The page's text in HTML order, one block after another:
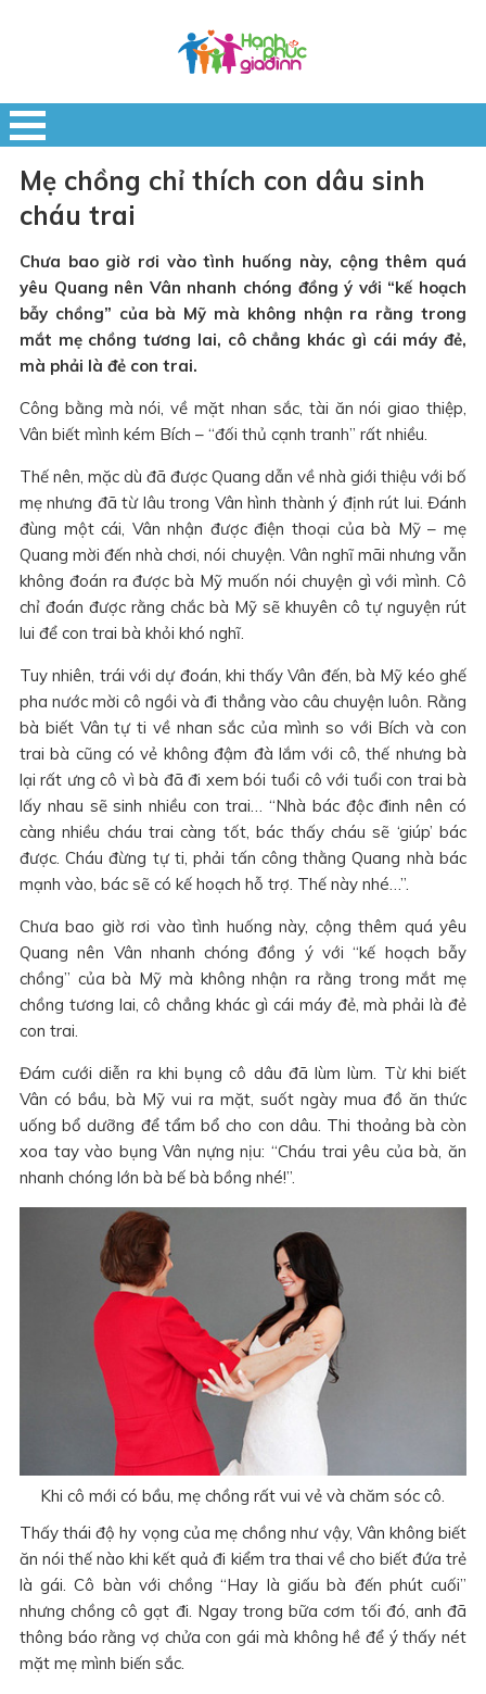
Mẹ chồng chỉ thích con dâu sinh
cháu trai
Chưa bao giờ rơi vào tình huống này, cộng thêm quá
yêu Quang nên Vân nhanh chóng đồng ý với “kế hoạch
bẫy chồng” của bà Mỹ mà không nhận ra rằng trong
mắt mẹ chồng tương lai, cô chẳng khác gì cái máy đẻ,
mà phải là đẻ con trai.
Công bằng mà nói, về mặt nhan sắc, tài ăn nói giao thiệp,
Vân biết mình kém Bích – “đối thủ cạnh tranh” rất nhiều.
Thế nên, mặc dù đã được Quang dẫn về nhà giới thiệu với bố
mẹ nhưng đã từ lâu trong Vân hình thành ý định rút lui. Đánh
đùng một cái, Vân nhận được điện thoại của bà Mỹ – mẹ
Quang mời đến nhà chơi, nói chuyện. Vân nghĩ mãi nhưng vẫn
không đoán ra được bà Mỹ muốn nói chuyện gì với mình. Cô
chỉ đoán được rằng chắc bà Mỹ sẽ khuyên cô tự nguyện rút
lui để con trai bà khỏi khó nghĩ.
Tuy nhiên, trái với dự đoán, khi thấy Vân đến, bà Mỹ kéo ghế
pha nước mời cô ngồi và đi thẳng vào câu chuyện luôn. Rằng
bà biết Vân tự ti về nhan sắc của mình so với Bích và con
trai bà cũng có vẻ không đậm đà lắm với cô, thế nhưng bà
lại rất ưng cô vì bà đã đi xem bói tuổi cô với tuổi con trai bà
lấy nhau sẽ sinh nhiều con trai… “Nhà bác độc đinh nên có
càng nhiều cháu trai càng tốt, bác thấy cháu sẽ ‘giúp’ bác
được. Cháu đừng tự ti, phải tấn công thằng Quang nhà bác
mạnh vào, bác sẽ có kế hoạch hỗ trợ. Thế này nhé…”.
Chưa bao giờ rơi vào tình huống này, cộng thêm quá yêu
Quang nên Vân nhanh chóng đồng ý với “kế hoạch bẫy
chồng” của bà Mỹ mà không nhận ra rằng trong mắt mẹ
chồng tương lai, cô chẳng khác gì cái máy đẻ, mà phải là đẻ
con trai.
Đám cưới diễn ra khi bụng cô dâu đã lùm lùm. Từ khi biết
Vân có bầu, bà Mỹ vui ra mặt, suốt ngày mua đồ ăn thức
uống bổ dưỡng để tẩm bổ cho con dâu. Thi thoảng bà còn
xoa tay vào bụng Vân nựng nịu: “Cháu trai yêu của bà, ăn
nhanh chóng lớn bà bế bà bồng nhé!”.
Khi cô mới có bầu, mẹ chồng rất vui vẻ và chăm sóc cô.
Thấy thái độ hy vọng của mẹ chồng như vậy, Vân không biết
ăn nói thế nào khi kết quả đi kiểm tra thai về cho biết đứa trẻ
là gái. Cô bàn với chồng “Hay là giấu bà đến phút cuối”
nhưng chồng cô gạt đi. Ngay trong bữa cơm tối đó, anh đã
thông báo rằng vợ chửa con gái mà không hề để ý thấy nét
mặt mẹ mình biến sắc.